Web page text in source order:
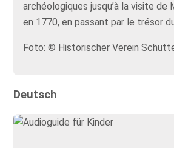
archéologiques jusqu’à la visite
en 1770, en passant par le trésor
Foto: © Historischer Verein
Deutsch